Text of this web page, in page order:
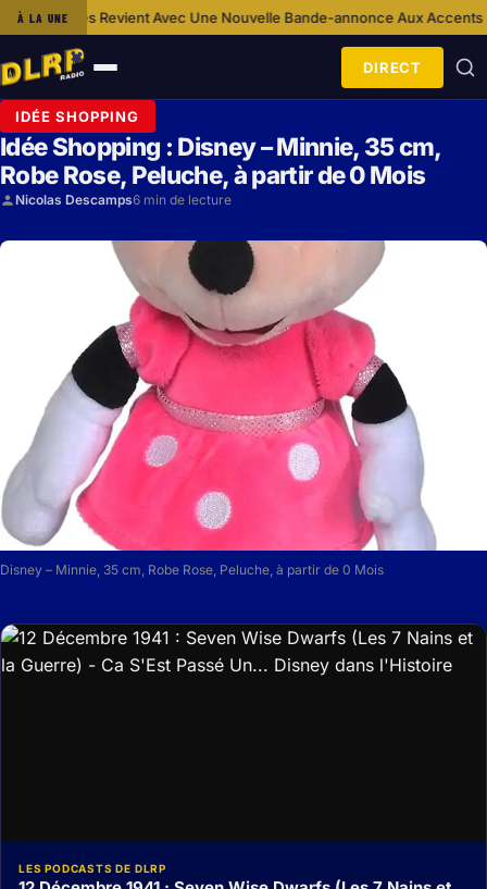
À LA UNEAvec Une Nouvelle Bande-annonce Aux Accents Horrifiques·Ca
Ouvrir
le
menu
DIRECT
IDÉE SHOPPING
Idée Shopping : Disney – Minnie, 35 cm,
Robe Rose, Peluche, à partir de 0 Mois
Nicolas Descamps6 min de lecture
Disney – Minnie, 35 cm, Robe Rose, Peluche, à partir de 0 Mois
LES PODCASTS DE DLRP